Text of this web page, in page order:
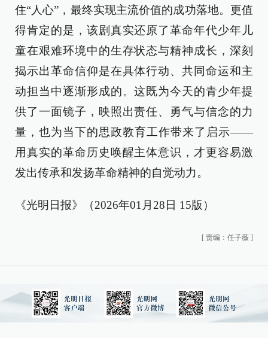
住“人心”，最终实现主流价值的成功落地。更值
得肯定的是，该剧真实还原了革命年代少年儿
童在艰难环境中的生存状态与精神成长，深刻
揭示出革命信仰是在具体行动、共同命运和主
动担当中逐渐形成的。这既为今天的青少年提
供了一面镜子，映照出责任、勇气与信念的力
量，也为当下的思政教育工作带来了启示——
用真实的革命历史唤醒主体意识，才更容易激
发出传承和发扬革命精神的自觉动力。
《光明日报》（2026年01月28日 15版）
[ 责编：任子薇 ]